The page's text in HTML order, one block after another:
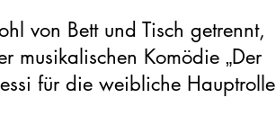
von Bett und Tisch getrennt,
musikalischen Komödie „Der
für die weibliche Hauptrolle